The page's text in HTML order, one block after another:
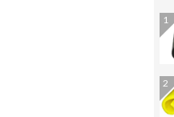
1
2